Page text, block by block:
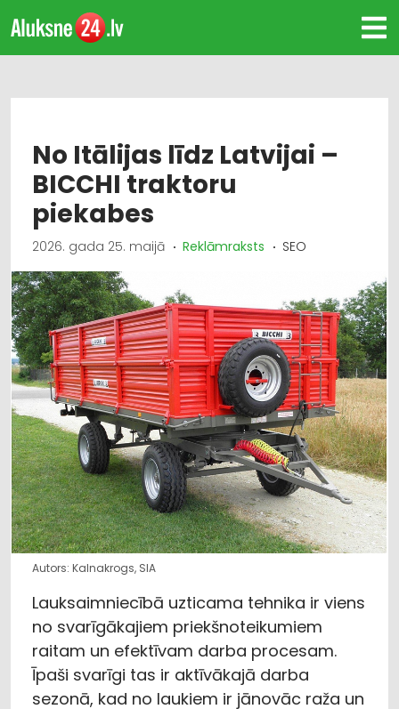
No Itālijas līdz Latvijai –
BICCHI traktoru
piekabes
2026. gada 25. maijā Reklāmraksts SEO
Autors: Kalnakrogs, SIA
Lauksaimniecībā uzticama tehnika ir viens
no svarīgākajiem priekšnoteikumiem
raitam un efektīvam darba procesam.
Īpaši svarīgi tas ir aktīvākajā darba
sezonā, kad no laukiem ir jānovāc raža un